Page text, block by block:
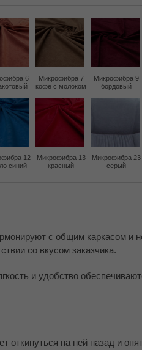
6
Микрофибра 7
кофе с молоком
Микрофибра 9
бордовый
12
синий
Микрофибра 13
красный
Микрофибра 23
серый
с общим каркасом и
со вкусом заказчика.
и удобство
откинуться на ней назад и